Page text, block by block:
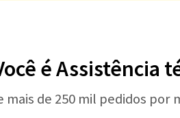
é Assistência
mais de 250 mil pedidos